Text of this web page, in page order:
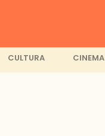
CULTURA CINEMA